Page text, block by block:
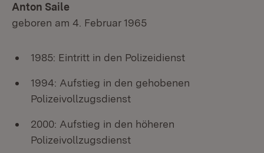
Anton Saile
geboren am 4. Februar 1965
1985: Eintritt in den Polizeidienst
1994: Aufstieg in den gehobenen
Polizeivollzugsdienst
2000: Aufstieg in den höheren
Polizeivollzugsdienst